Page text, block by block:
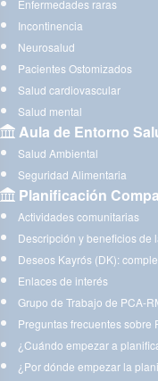
Enfermedades raras
Incontinencia
Neurosalud
Pacientes Ostomizados
Salud cardiovascular
Salud mental
Aula de Entorno
Salud Ambiental
Seguridad Alimentaria
Planificación
Actividades comunitarias
Descripción y beneficios de
Deseos Kayrós (DK):
Enlaces de interés
Grupo de Trabajo de PCA-
Preguntas frecuentes
¿Cuándo empezar a
¿Por dónde empezar la